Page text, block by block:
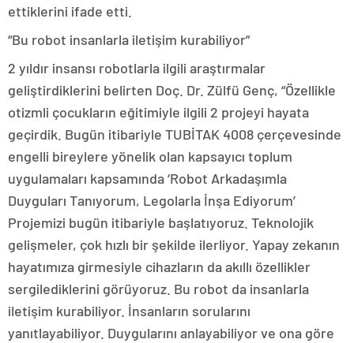
ettiklerini ifade etti.
“Bu robot insanlarla iletişim kurabiliyor”
2 yıldır insansı robotlarla ilgili araştırmalar
geliştirdiklerini belirten Doç. Dr. Zülfü Genç, “Özellikle
otizmli çocukların eğitimiyle ilgili 2 projeyi hayata
geçirdik. Bugün itibariyle TUBİTAK 4008 çerçevesinde
engelli bireylere yönelik olan kapsayıcı toplum
uygulamaları kapsamında ‘Robot Arkadaşımla
Duyguları Tanıyorum, Legolarla İnşa Ediyorum’
Projemizi bugün itibariyle başlatıyoruz. Teknolojik
gelişmeler, çok hızlı bir şekilde ilerliyor. Yapay zekanın
hayatımıza girmesiyle cihazların da akıllı özellikler
sergilediklerini görüyoruz. Bu robot da insanlarla
iletişim kurabiliyor. İnsanların sorularını
yanıtlayabiliyor. Duygularını anlayabiliyor ve ona göre